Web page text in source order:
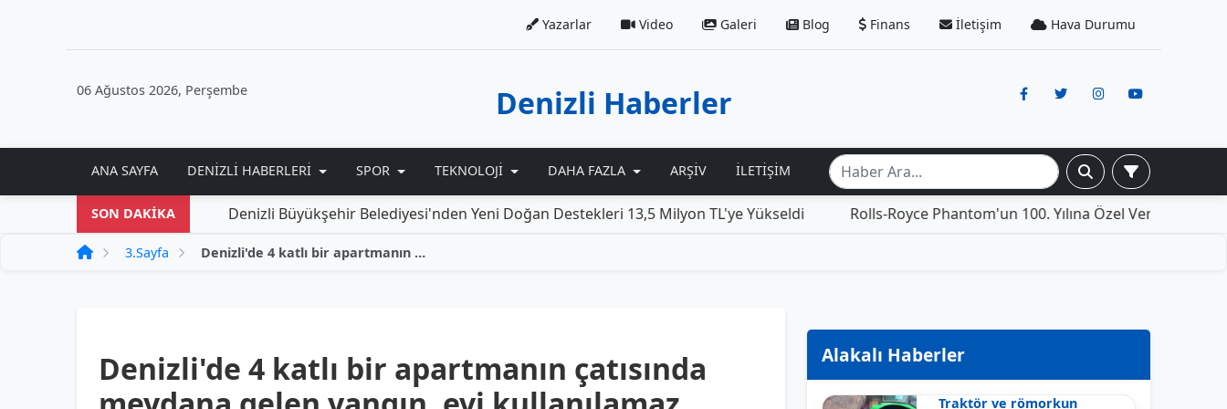
Yazarlar Video Galeri Blog Finans İletişim Hava Durumu
06 Ağustos 2026, Perşembe Denizli Haberler
ANA SAYFA DENIZLI HABERLERI SPOR TEKNOLOJI DAHA FAZLA ARŞIV İLETIŞIM
SON DAKİKADenizli Büyükşehir Belediyesi'nden Yeni Doğan Destekleri 13,5 Milyon TL'ye Yükseldi Rolls-Royce Phantom'un 100. Yılına Özel Versiyonu: İçinde
3.Sayfa Denizli'de 4 katlı bir apartmanın çatısında meydana gelen yangın, evi kullanılamaz duruma getirdi.
Denizli'de 4 katlı bir apartmanın çatısında
Alakalı Haberler
Traktör ve römorkun